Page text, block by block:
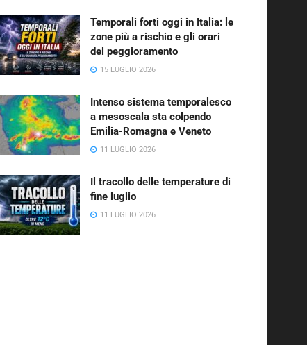
Temporali forti oggi in Italia: le
zone più a rischio e gli orari
del peggioramento
15 LUGLIO 2026
Intenso sistema temporalesco
a mesoscala sta colpendo
Emilia-Romagna e Veneto
11 LUGLIO 2026
Il tracollo delle temperature di
fine luglio
11 LUGLIO 2026